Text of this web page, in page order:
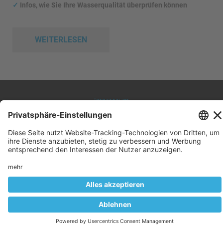
✓ Infos, wie Sie Ihre Wasserqualität überprüfen können
WEITERLESEN
Impressum